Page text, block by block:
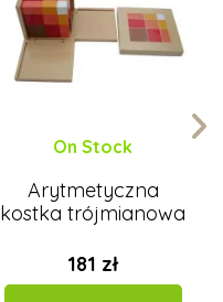
On Stock
Arytmetyczna
kostka trójmianowa
181 zł